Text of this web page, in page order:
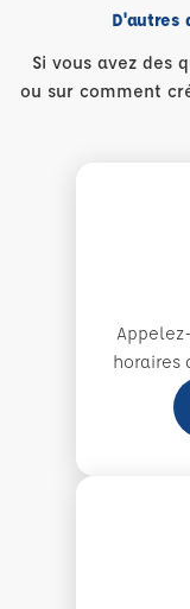
D'autres
Si vous avez des
ou sur comment
horaires